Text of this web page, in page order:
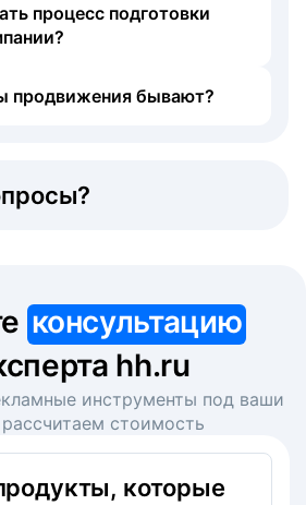
процесс подготовки
продвижения бывают?
консультацию
hh.ru
инструменты под ваши
стоимость
которые